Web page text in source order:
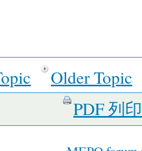
Older Topic
PDF 列